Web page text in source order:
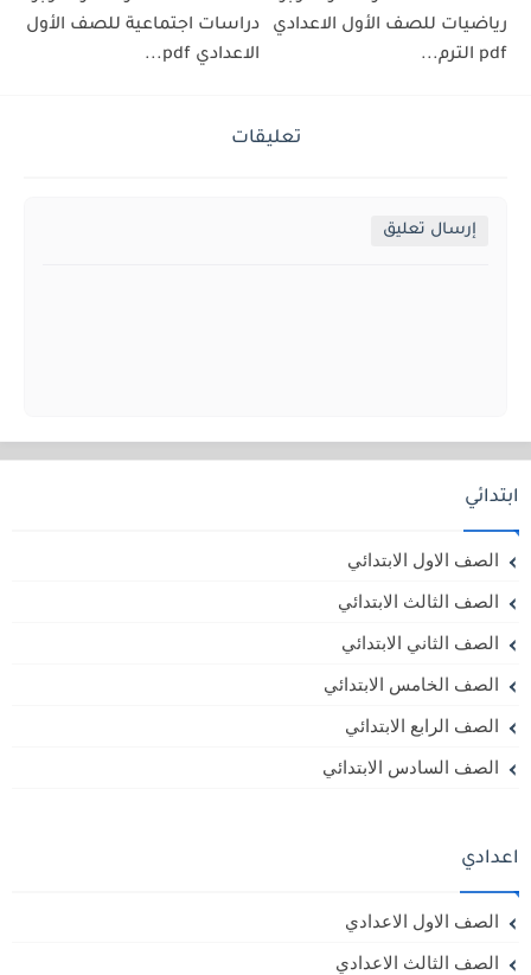
رياضيات للصف الأول الاعدادي
pdf الترم...
دراسات اجتماعية للصف الأول
الاعدادي pdf...
تعليقات
إرسال تعليق
ابتدائي
الصف الاول الابتدائي
الصف الثالث الابتدائي
الصف الثاني الابتدائي
الصف الخامس الابتدائي
الصف الرابع الابتدائي
الصف السادس الابتدائي
اعدادي
الصف الاول الاعدادي
الصف الثالث الاعدادي